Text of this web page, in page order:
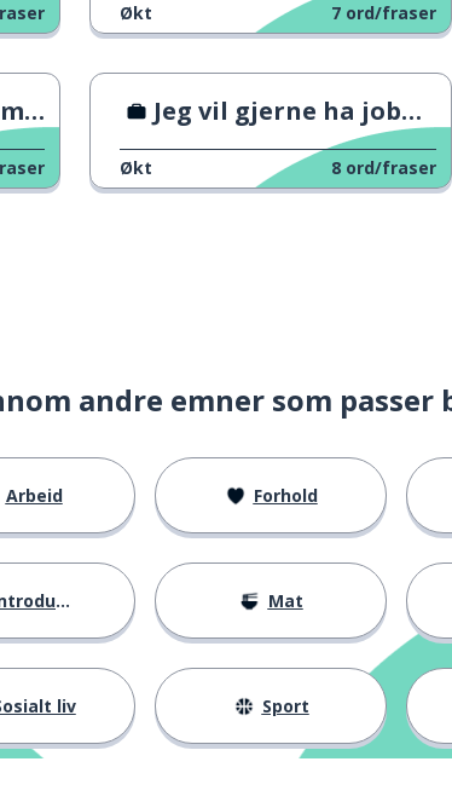
Økt 7 ord/fraser
Jeg vil gjerne ha jobben din.
Økt 8 ord/fraser
andre emner som passer
Arbeid Forhold
Mat
liv Sport